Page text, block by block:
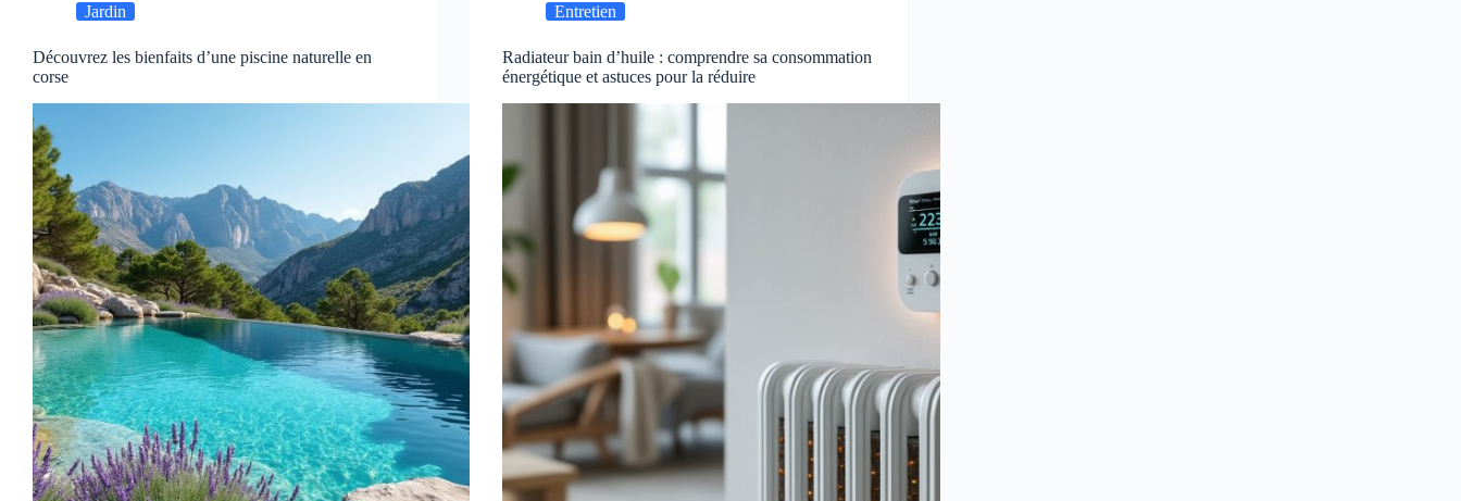
Jardin
Découvrez les bienfaits d’une piscine naturelle en
corse
Entretien
Radiateur bain d’huile : comprendre sa consommation
énergétique et astuces pour la réduire